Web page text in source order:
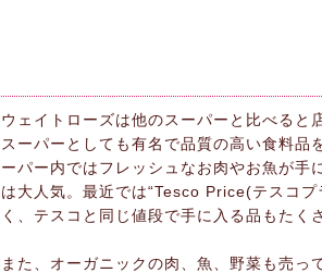
ウェイトローズは他のスーパーと比べると
スーパーとしても有名で品質の高い食料品
ーパー内ではフレッシュなお肉やお魚が手
は大人気。最近では“Tesco Price(テスコ
く、テスコと同じ値段で手に入る品もたく
また、オーガニックの肉、魚、野菜も売っ